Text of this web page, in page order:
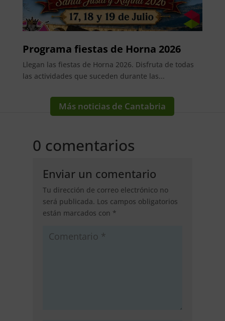
Programa fiestas de Horna 2026
Llegan las fiestas de Horna 2026. Disfruta de todas
las actividades que suceden durante las...
Más noticias de Cantabria
0 comentarios
Enviar un comentario
Tu dirección de correo electrónico no
será publicada. Los campos obligatorios
están marcados con *